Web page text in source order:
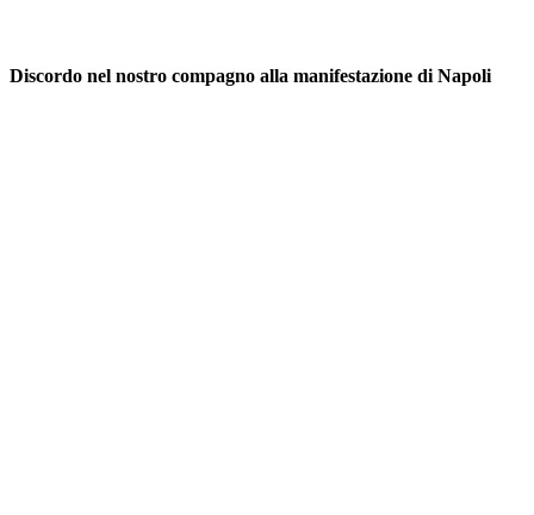
Discordo nel nostro compagno alla manifestazione di Napoli